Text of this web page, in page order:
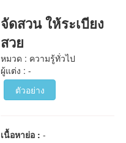
จัดสวน ให้ระเบียง
สวย
หมวด : ความรู้ทั่วไป
ผู้แต่ง : -
ตัวอย่าง
เนื้อหาย่อ :-